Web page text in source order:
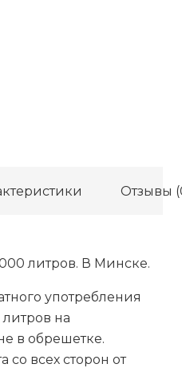
Отзывы
литров. В Минске.
употребления
на
в обрешетке.
со всех сторон от